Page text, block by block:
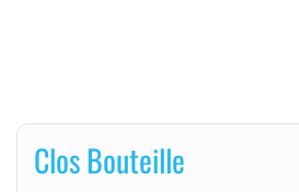
Clos Bouteille